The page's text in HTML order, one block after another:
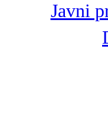
Javni